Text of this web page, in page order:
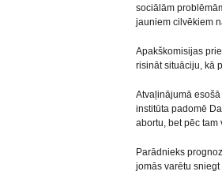
sociālām
jauniem cilvēkiem
Apakškomisijas
risināt situāciju, kā
Atvaļinājumā
institūta padomē
abortu, bet pēc
Parādnieks
jomās varētu